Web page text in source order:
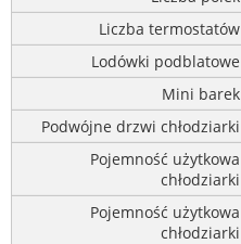
Liczba termostatów
Lodówki podblatowe
Mini barek
Podwójne drzwi chłodziarki
Pojemność użytkowa
chłodziarki
Pojemność użytkowa
chłodziarki